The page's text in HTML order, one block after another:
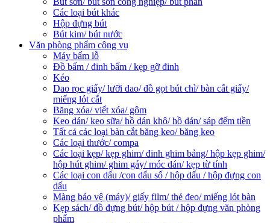
Các loại bút khác
Hộp đựng bút
Bút kim/ bút nước
Văn phòng phẩm công vụ
Máy bấm lỗ
Đồ bấm / đinh bấm / kẹp gỡ đinh
Kéo
Dao rọc giấy/ lưỡi dao/ đồ gọt bút chì/ bàn cắt giấy/
miếng lót cắt
Băng xóa/ viết xóa/ gôm
Keo dán/ keo sữa/ hồ dán khô/ hồ dán/ sáp đếm tiền
Tất cả các loại bàn cắt băng keo/ băng keo
Các loại thước/ compa
Các loại kẹp/ kẹp ghim/ đinh ghim bảng/ hộp kẹp ghim/
hộp hút ghim/ ghim gáy/ móc dán/ kẹp từ tính
Các loại con dấu /con dấu số / hộp dấu / hộp đựng con
dấu
Màng bảo vệ (máy)/ giấy film/ thẻ đeo/ miếng lót bàn
Kẹp sách/ đồ đựng bút/ hộp bút / hộp đựng văn phòng
phẩm